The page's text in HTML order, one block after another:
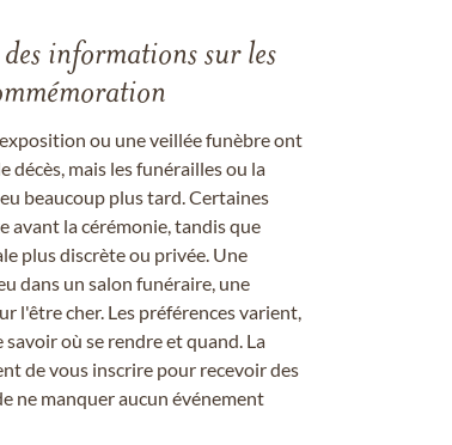
informations sur les
ou une veillée funèbre ont
décès, mais les funérailles ou la
beaucoup plus tard. Certaines
avant la cérémonie, tandis que
plus discrète ou privée. Une
dans un salon funéraire, une
l'être cher. Les préférences varient,
où se rendre et quand. La
de vous inscrire pour recevoir des
ne manquer aucun événement